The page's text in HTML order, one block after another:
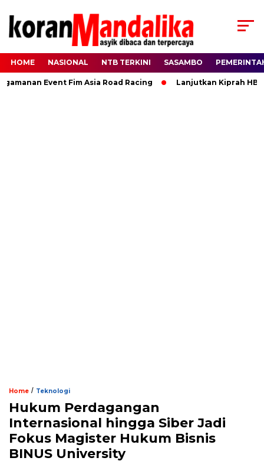
HOME NASIONAL NTB TERKINI SASAMBO
Event Fim Asia Road Racing Lanjutkan Kiprah HBK,
Home / Teknologi
Hukum Perdagangan
Internasional hingga Siber Jadi
Fokus Magister Hukum Bisnis
BINUS University